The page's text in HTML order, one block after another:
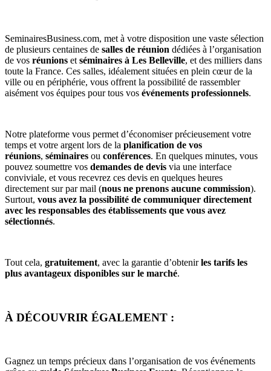
SeminairesBusiness.com, met à votre disposition une vaste sélection
de plusieurs centaines de salles de réunion dédiées à l’organisation
de vos réunions et séminaires à Les Belleville, et des milliers dans
toute la France. Ces salles, idéalement situées en plein cœur de la
ville ou en périphérie, vous offrent la possibilité de rassembler
aisément vos équipes pour tous vos événements professionnels.
Notre plateforme vous permet d’économiser précieusement votre
temps et votre argent lors de la planification de vos
réunions, séminaires ou conférences. En quelques minutes, vous
pouvez soumettre vos demandes de devis via une interface
conviviale, et vous recevrez ces devis en quelques heures
directement sur par mail (nous ne prenons aucune commission).
Surtout, vous avez la possibilité de communiquer directement
avec les responsables des établissements que vous avez
sélectionnés.
Tout cela, gratuitement, avec la garantie d’obtenir les tarifs les
plus avantageux disponibles sur le marché.
À DÉCOUVRIR ÉGALEMENT :
Gagnez un temps précieux dans l’organisation de vos événements